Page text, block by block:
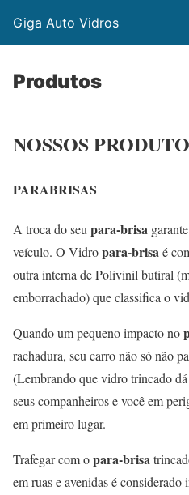
Giga Auto Vidros
Produtos
NOSSOS
PARABRISAS
A troca do seupara-brisa
veículo. O Vidropara-brisaé
outra interna de Polivinil butiral
emborrachado) que classifica o
Quando um pequeno impacto no
rachadura, seu carro não só não
(Lembrando que vidro trincado
seus companheiros e você em
em primeiro lugar.
Trafegar com opara-brisa
em ruas e avenidas é